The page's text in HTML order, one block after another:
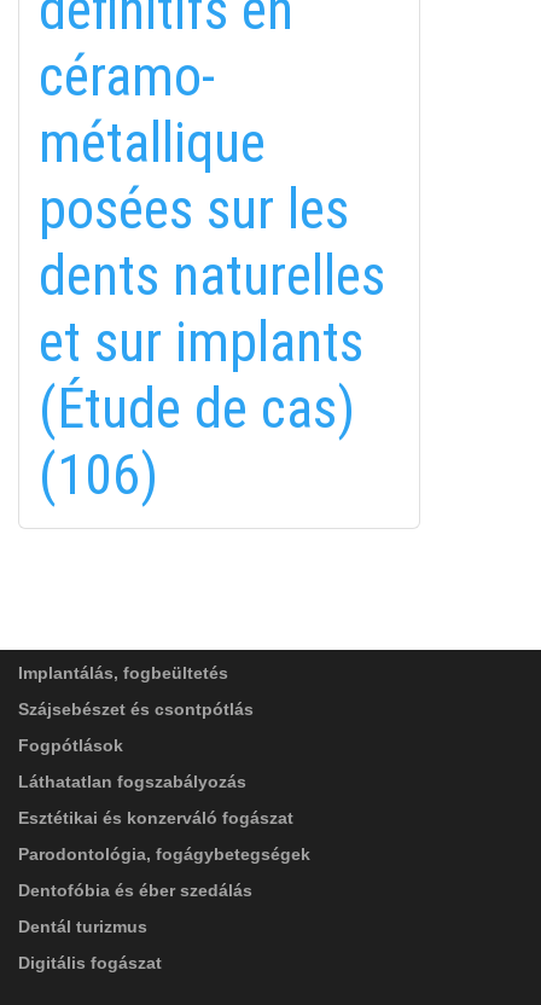
céramo-
métallique
posées sur les
dents naturelles
et sur implants
(Étude de cas)
(106)
ITT TALÁL MEG
MINKET
fab
fa-
facebook-
fa-
instagram
EMAILCIME
FELIRATKOZÁS
Implantálás, fogbeültetés
Szájsebészet és csontpótlás
Fogpótlások
Láthatatlan fogszabályozás
Esztétikai és konzerváló fogászat
Parodontológia, fogágybetegségek
Dentofóbia és éber szedálás
Dentál turizmus
Digitális fogászat